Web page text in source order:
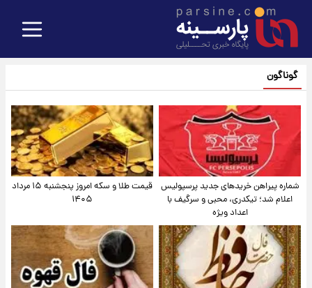
گوناگون
شماره پیراهن خریدهای جدید پرسپولیس
اعلام شد؛ تیکدری، محبی و سرگیف با
اعداد ویژه
قیمت طلا و سکه امروز پنجشنبه ۱۵ مرداد
۱۴۰۵